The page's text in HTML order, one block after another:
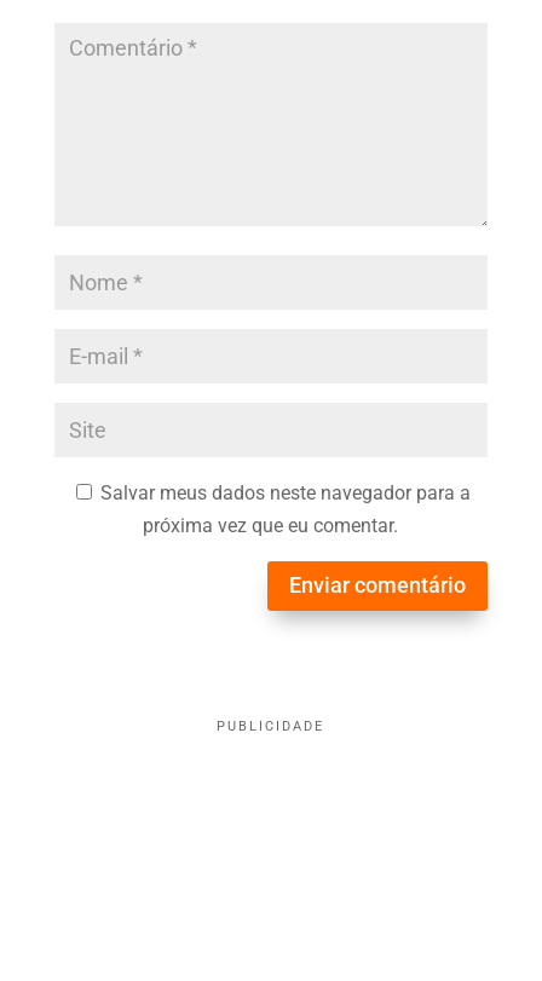
Salvar meus dados neste navegador para a
próxima vez que eu comentar.
Enviar comentário
PUBLICIDADE